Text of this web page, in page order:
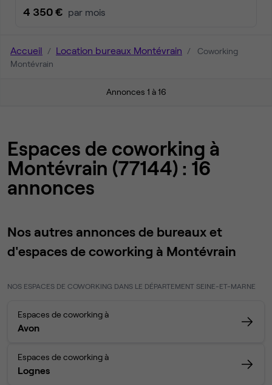
4 350 € par mois
Accueil Location bureaux Montévrain
Coworking
Montévrain
Annonces 1 à 16
Espaces de coworking à
Montévrain (77144) : 16
annonces
Nos autres annonces de bureaux et
d'espaces de coworking à Montévrain
NOS ESPACES DE COWORKING DANS LE DÉPARTEMENT SEINE-ET-MARNE
Espaces de coworking à
Avon
Espaces de coworking à
Lognes